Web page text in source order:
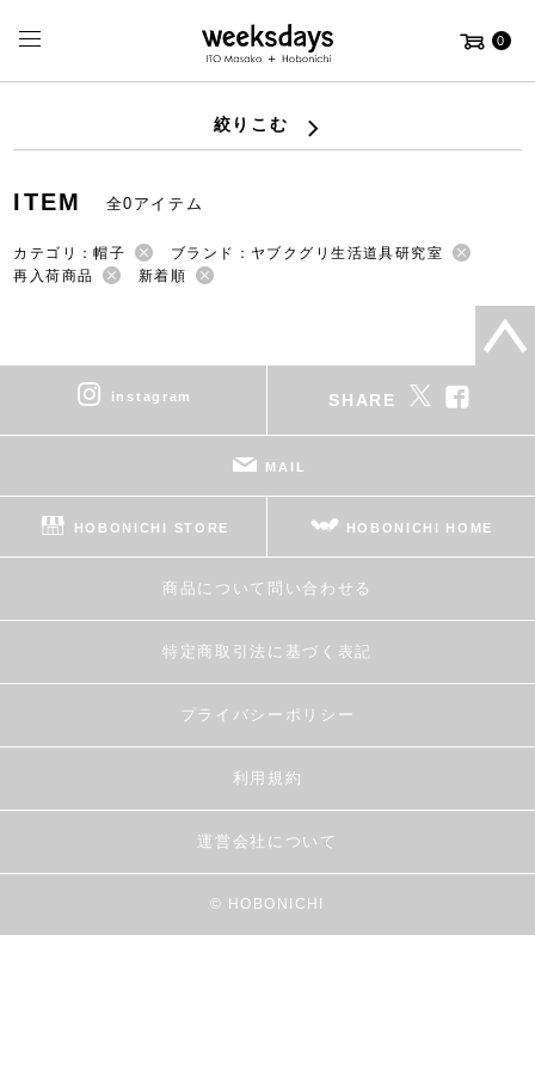
0
絞りこむ
ITEM 全0アイテム
カテゴリ：帽子
ブランド：ヤブクグリ生活道具研究室
再入荷商品
新着順
instagram SHARE
MAIL
HOBONICHI STORE HOBONICHI HOME
商品について問い合わせる
特定商取引法に基づく表記
プライバシーポリシー
利用規約
運営会社について
© HOBONICHI